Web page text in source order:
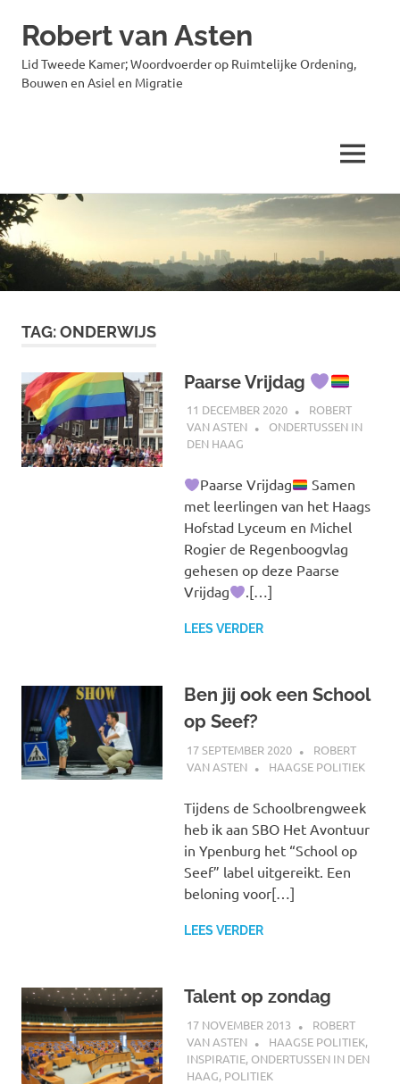
Ga
naar
de
inhoud
Robert van Asten
Lid Tweede Kamer; Woordvoerder op Ruimtelijke Ordening,
Bouwen en Asiel en Migratie
MENU
TAG:ONDERWIJS
Paarse Vrijdag
11 DECEMBER 2020
ROBERT
VAN ASTEN
ONDERTUSSEN IN
DEN HAAG
Paarse Vrijdag
Samen
met leerlingen van het Haags
Hofstad Lyceum en Michel
Rogier de Regenboogvlag
gehesen op deze Paarse
Vrijdag
.[…]
LEES VERDER
Ben jij ook een School
op Seef?
17 SEPTEMBER 2020
ROBERT
VAN ASTEN
HAAGSE POLITIEK
Tijdens de Schoolbrengweek
heb ik aan SBO Het Avontuur
in Ypenburg het “School op
Seef” label uitgereikt. Een
beloning voor[…]
LEES VERDER
Talent op zondag
17 NOVEMBER 2013
ROBERT
VAN ASTEN
HAAGSE POLITIEK,
INSPIRATIE, ONDERTUSSEN IN DEN
HAAG, POLITIEK